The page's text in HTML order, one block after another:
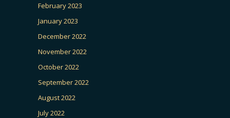
February 2023
January 2023
December 2022
November 2022
October 2022
September 2022
August 2022
July 2022